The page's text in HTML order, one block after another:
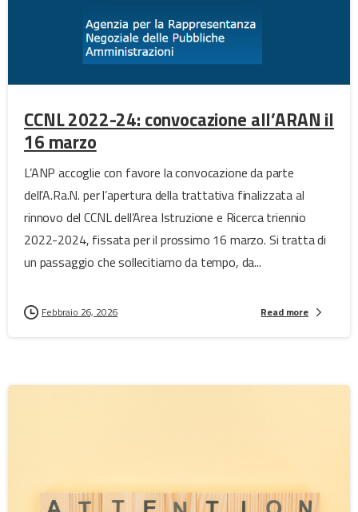
CCNL 2022-24: convocazione all’ARAN il
16 marzo
L’ANP accoglie con favore la convocazione da parte
dell’A.Ra.N. per l’apertura della trattativa finalizzata al
rinnovo del CCNL dell’Area Istruzione e Ricerca triennio
2022-2024, fissata per il prossimo 16 marzo. Si tratta di
un passaggio che sollecitiamo da tempo, da...
Febbraio 26, 2026 Read more